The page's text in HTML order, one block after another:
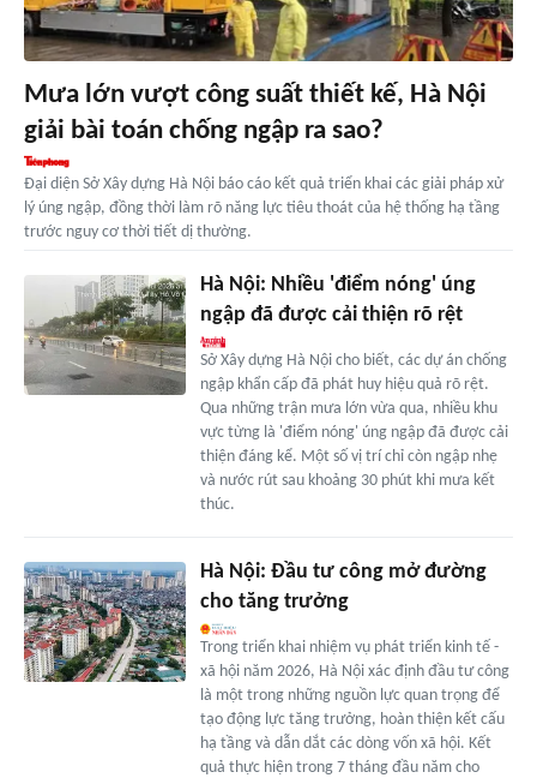
Mưa lớn vượt công suất thiết kế, Hà Nội
giải bài toán chống ngập ra sao?
Đại diện Sở Xây dựng Hà Nội báo cáo kết quả triển khai các giải pháp xử
lý úng ngập, đồng thời làm rõ năng lực tiêu thoát của hệ thống hạ tầng
trước nguy cơ thời tiết dị thường.
Hà Nội: Nhiều 'điểm nóng' úng
ngập đã được cải thiện rõ rệt
Sở Xây dựng Hà Nội cho biết, các dự án chống
ngập khẩn cấp đã phát huy hiệu quả rõ rệt.
Qua những trận mưa lớn vừa qua, nhiều khu
vực từng là 'điểm nóng' úng ngập đã được cải
thiện đáng kể. Một số vị trí chỉ còn ngập nhẹ
và nước rút sau khoảng 30 phút khi mưa kết
thúc.
Hà Nội: Đầu tư công mở đường
cho tăng trưởng
Trong triển khai nhiệm vụ phát triển kinh tế -
xã hội năm 2026, Hà Nội xác định đầu tư công
là một trong những nguồn lực quan trọng để
tạo động lực tăng trưởng, hoàn thiện kết cấu
hạ tầng và dẫn dắt các dòng vốn xã hội. Kết
quả thực hiện trong 7 tháng đầu năm cho